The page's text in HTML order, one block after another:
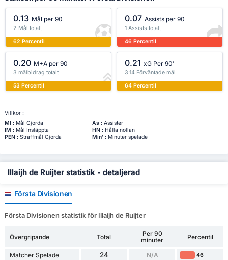
0.13 Mål per 90
2 Mål totalt
62 Percentil
0.07 Assists per 90
1 Assists totalt
46 Percentil
0.20 M+A per 90
3 målbidrag totalt
53 Percentil
0.21 xG Per 90'
3.14 Förväntade mål
64 Percentil
Villkor :
Ml : Mål Gjorda As: Assister
IM : Mål Insläppta HN: Hålla nollan
PEN: Straffmål Gjorda Min': Minuter spelade
Illaijh de Ruijter statistik - detaljerad
Första Divisionen
Första Divisionen statistik för Illaijh de Ruijter
Övergripande Total
Per 90
minuter
Percentil
Matcher Spelade 24 N/A 46